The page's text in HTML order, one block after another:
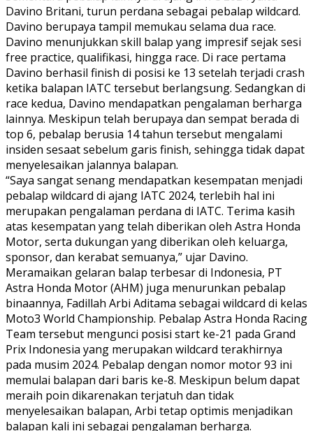
Davino Britani, turun perdana sebagai pebalap wildcard.
Davino berupaya tampil memukau selama dua race.
Davino menunjukkan skill balap yang impresif sejak sesi
free practice, qualifikasi, hingga race. Di race pertama
Davino berhasil finish di posisi ke 13 setelah terjadi crash
ketika balapan IATC tersebut berlangsung. Sedangkan di
race kedua, Davino mendapatkan pengalaman berharga
lainnya. Meskipun telah berupaya dan sempat berada di
top 6, pebalap berusia 14 tahun tersebut mengalami
insiden sesaat sebelum garis finish, sehingga tidak dapat
menyelesaikan jalannya balapan.
“Saya sangat senang mendapatkan kesempatan menjadi
pebalap wildcard di ajang IATC 2024, terlebih hal ini
merupakan pengalaman perdana di IATC. Terima kasih
atas kesempatan yang telah diberikan oleh Astra Honda
Motor, serta dukungan yang diberikan oleh keluarga,
sponsor, dan kerabat semuanya,” ujar Davino.
Meramaikan gelaran balap terbesar di Indonesia, PT
Astra Honda Motor (AHM) juga menurunkan pebalap
binaannya, Fadillah Arbi Aditama sebagai wildcard di kelas
Moto3 World Championship. Pebalap Astra Honda Racing
Team tersebut mengunci posisi start ke-21 pada Grand
Prix Indonesia yang merupakan wildcard terakhirnya
pada musim 2024. Pebalap dengan nomor motor 93 ini
memulai balapan dari baris ke-8. Meskipun belum dapat
meraih poin dikarenakan terjatuh dan tidak
menyelesaikan balapan, Arbi tetap optimis menjadikan
balapan kali ini sebagai pengalaman berharga.